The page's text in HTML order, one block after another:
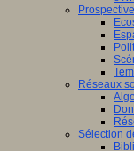
Prospective
Réseaux
Sélection